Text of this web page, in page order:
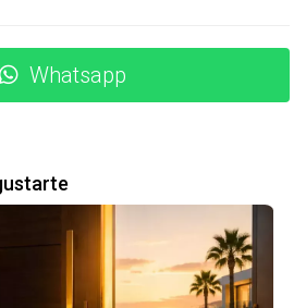
Cada nueva exposición mediática
inversores descubran o
que comienza con un
habituales consiste en pensar que
Whatsapp